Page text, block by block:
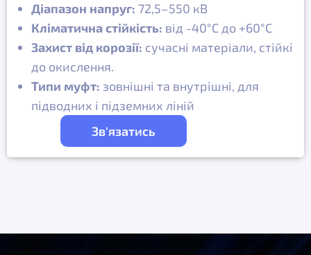
Діапазон напруг: 72,5–550 кВ
Кліматична стійкість: від -40°C до +60°C
Захист від корозії: сучасні матеріали, стійкі
до окислення.
Типи муфт: зовнішні та внутрішні, для
підводних і підземних ліній
Зв'язатись